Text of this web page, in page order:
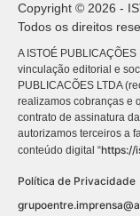
Copyright © 2026 -
Todos os direitos
A ISTOÉ
vinculação editorial e
PUBLICACÕES LTDA
realizamos cobranças e
contrato de assinatura
autorizamos terceiros a
conteúdo digital “https://
Política de Privacidade